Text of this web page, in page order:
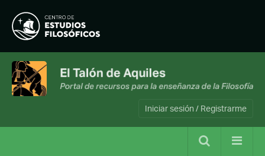
Iniciar sesión / Registrarme